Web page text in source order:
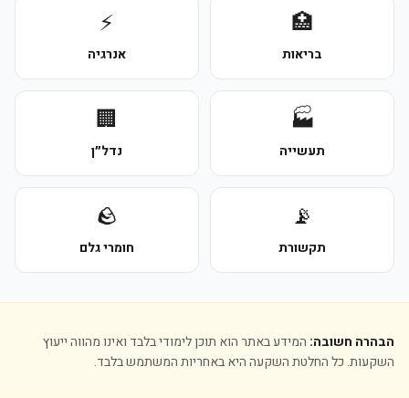
🏥
בריאות
⚡
אנרגיה
🏭
תעשייה
🏢
נדל״ן
📡
תקשורת
🪨
חומרי גלם
הבהרה חשובה: המידע באתר הוא תוכן לימודי בלבד ואינו מהווה ייעוץ
השקעות. כל החלטת השקעה היא באחריות המשתמש בלבד.